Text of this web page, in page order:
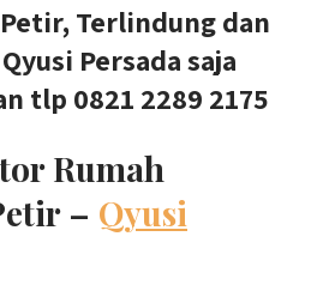
Terlindung dan
Persada saja
tlp 0821 2289 2175
Rumah
– Qyusi